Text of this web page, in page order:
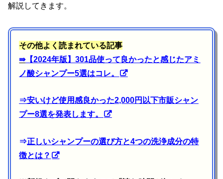
解説してきます。
その他よく読まれている記事
⇛【2024年版】301品使って良かったと感じたアミ
ノ酸シャンプー5選はコレ。
⇒安いけど使用感良かった2,000円以下市販シャン
プー8選を発表します。
⇒正しいシャンプーの選び方と4つの洗浄成分の特
徴とは？